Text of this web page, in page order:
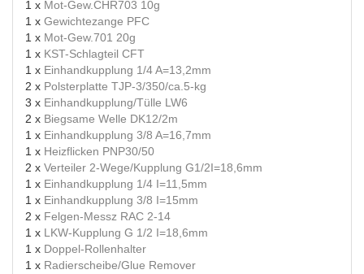
1 x Mot-Gew.CHR703 10g
1 x Gewichtezange PFC
1 x Mot-Gew.701 20g
1 x KST-Schlagteil CFT
1 x Einhandkupplung 1/4 A=13,2mm
2 x Polsterplatte TJP-3/350/ca.5-kg
3 x Einhandkupplung/Tülle LW6
2 x Biegsame Welle DK12/2m
1 x Einhandkupplung 3/8 A=16,7mm
1 x Heizflicken PNP30/50
2 x Verteiler 2-Wege/Kupplung G1/2I=18,6mm
1 x Einhandkupplung 1/4 I=11,5mm
1 x Einhandkupplung 3/8 I=15mm
2 x Felgen-Messz RAC 2-14
1 x LKW-Kupplung G 1/2 I=18,6mm
1 x Doppel-Rollenhalter
1 x Radierscheibe/Glue Remover